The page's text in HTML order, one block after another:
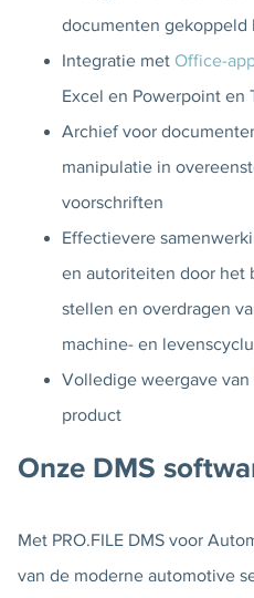
documenten gekoppeld
Integratie met Office-
Excel en Powerpoint en
Archief voor
manipulatie in
voorschriften
Effectievere
en autoriteiten door het
stellen en overdragen
machine- en
Volledige weergave
product
Onze DMS
Met PRO.FILE DMS voor
van de moderne automotive